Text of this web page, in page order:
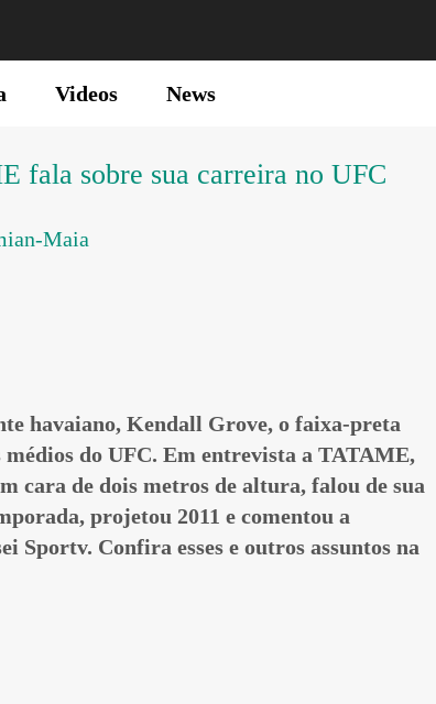
Videos News
fala sobre sua carreira no UFC
Maia
havaiano, Kendall Grove, o faixa-preta
do UFC. Em entrevista a TATAME,
cara de dois metros de altura, falou de sua
projetou 2011 e comentou a
Sportv. Confira esses e outros assuntos na